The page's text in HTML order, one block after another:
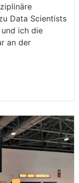
Data Scientists
ich die
an der